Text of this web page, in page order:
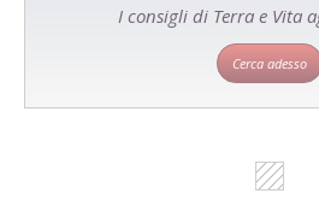
I consigli di Terra e Vita
Cerca adesso